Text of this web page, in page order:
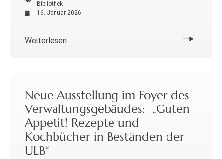
Bibliothek
16. Januar 2026
Weiterlesen
Neue Ausstellung im Foyer des
Verwaltungsgebäudes: „Guten
Appetit! Rezepte und
Kochbücher in Beständen der
ULB“